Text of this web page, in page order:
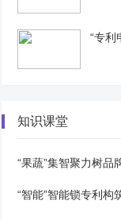
“专利
知识课堂
“果蔬”集智聚力树品
“智能”智能锁专利构